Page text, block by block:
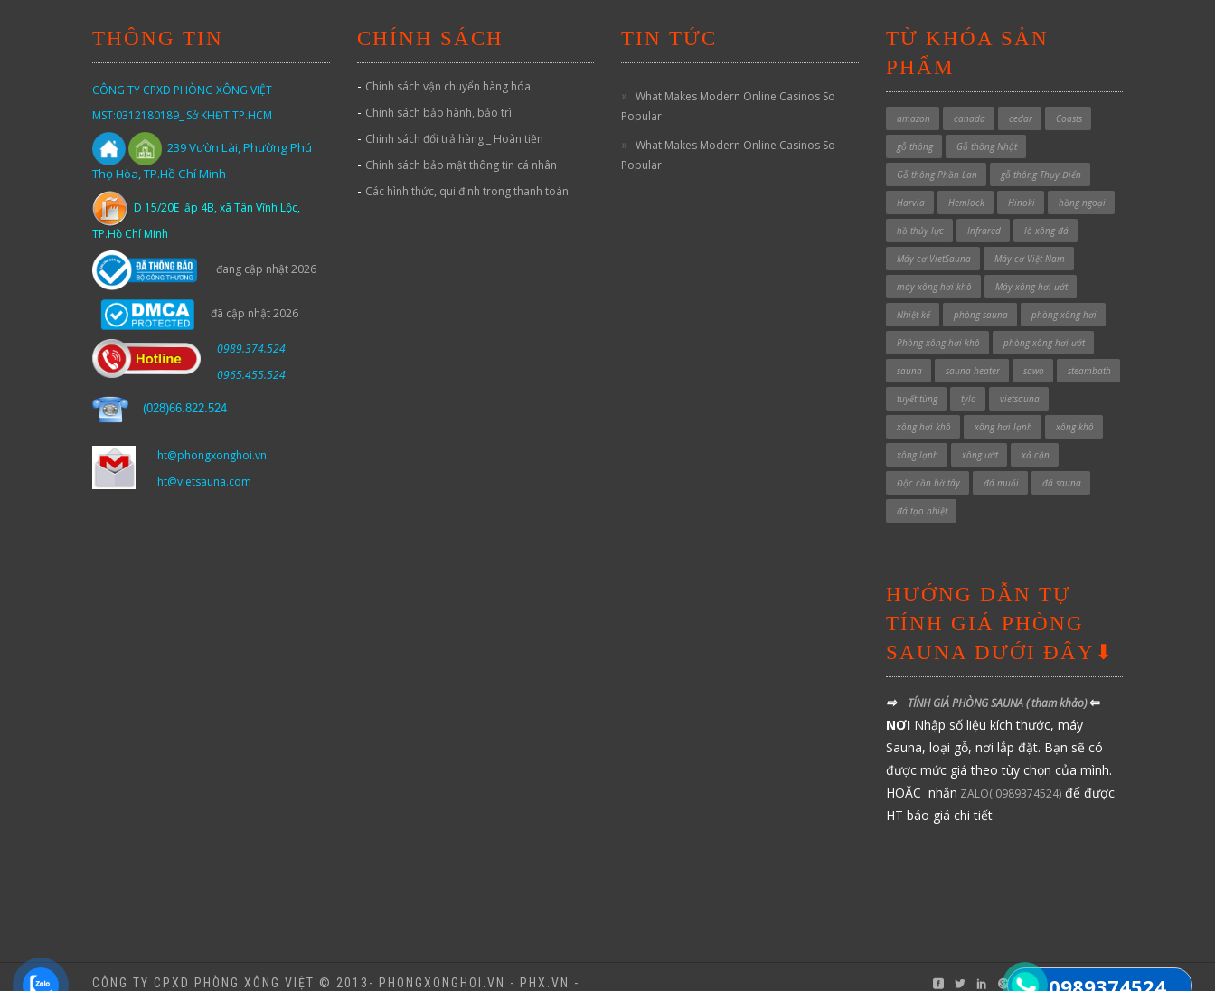
THÔNG TIN
CÔNG TY CPXD PHÒNG XÔNG VIỆT
MST:0312180189_ Sở KHĐT TP.HCM
239Vườn Lài,Phường Phú
Thọ Hòa, TP.Hồ Chí Minh
D 15/20E ấp 4B, xã Tân Vĩnh Lộc,
TP.Hồ Chí Minh
đang cập nhật 2026
đã cập nhật 2026
0989.374.524
0965.455.524
(028)66.822.524
ht@phongxonghoi.vn
ht@vietsauna.com
CHÍNH SÁCH
- Chính sách vận chuyển hàng hóa
- Chính sách bảo hành, bảo trì
- Chính sách đổi trả hàng _ Hoàn tiền
- Chính sách bảo mật thông tin cá nhân
- Các hình thức, qui định trong thanh toán
TIN TỨC
What Makes Modern Online Casinos So
Popular
What Makes Modern Online Casinos So
Popular
TỪ KHÓA SẢN
PHẨM
amazon canada cedar Coasts
gỗ thông Gỗ thông Nhật
Gỗ thông Phần Lan gỗ thông Thụy Điển
Harvia Hemlock Hinoki hồng ngoại
hồ thủy lực Infrared lò xông đá
Máy cơ VietSauna Máy cơ Việt Nam
máy xông hơi khô Máy xông hơi ướt
Nhiệt kế phòng sauna phòng xông hơi
Phòng xông hơi khô phòng xông hơi ướt
sauna sauna heater sawo steambath
tuyết tùng tylo vietsauna
xông hơi khô xông hơi lạnh xông khô
xông lạnh xông ướt xả cặn
Độc cần bờ tây đá muối đá sauna
đá tạo nhiệt
HƯỚNG DẪN TỰ
TÍNH GIÁ PHÒNG
SAUNA DƯỚI ĐÂY⬇
⇨ TÍNH GIÁ PHÒNG SAUNA( tham khảo)⇦
NƠI Nhập số liệu kích thước, máy
Sauna, loại gỗ, nơi lắp đặt. Bạn sẽ có
được mức giá theo tùy chọn của mình.
HOẶC nhắn ZALO( 0989374524)để được
HT báo giá chi tiết
CÔNG TY CPXD PHÒNG XÔNG VIỆT © 2013- PHONGXONGHOI.VN - PHX.VN -